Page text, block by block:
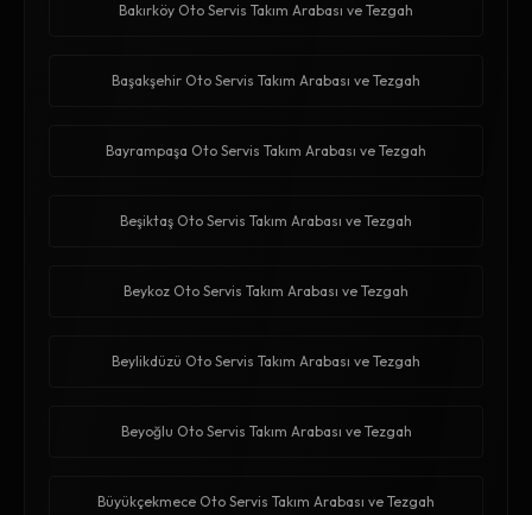
Bakırköy Oto Servis Takım Arabası ve Tezgah
Başakşehir Oto Servis Takım Arabası ve Tezgah
Bayrampaşa Oto Servis Takım Arabası ve Tezgah
Beşiktaş Oto Servis Takım Arabası ve Tezgah
Beykoz Oto Servis Takım Arabası ve Tezgah
Beylikdüzü Oto Servis Takım Arabası ve Tezgah
Beyoğlu Oto Servis Takım Arabası ve Tezgah
Büyükçekmece Oto Servis Takım Arabası ve Tezgah